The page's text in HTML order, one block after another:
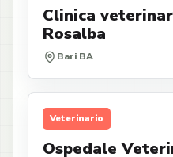
Clinica
Rosalba
Bari BA
Veterinario
Ospedale